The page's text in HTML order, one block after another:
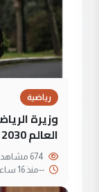
رياضية
وزيرة
العالم 2030 في إسبانيا
--منذ 16 ساعة